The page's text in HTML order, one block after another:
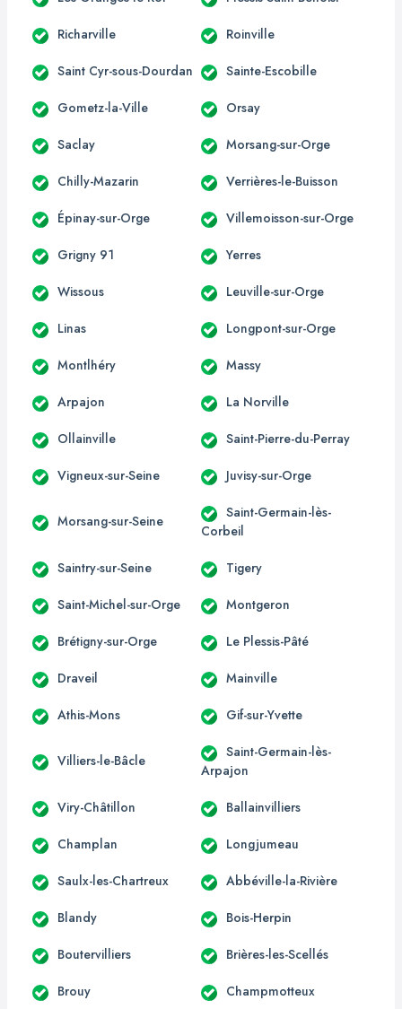
Richarville Roinville
Saint Cyr-sous-Dourdan Sainte-Escobille
Gometz-la-Ville Orsay
Saclay Morsang-sur-Orge
Chilly-Mazarin Verrières-le-Buisson
Épinay-sur-Orge Villemoisson-sur-Orge
Grigny 91 Yerres
Wissous Leuville-sur-Orge
Linas Longpont-sur-Orge
Montlhéry Massy
Arpajon La Norville
Ollainville Saint-Pierre-du-Perray
Vigneux-sur-Seine Juvisy-sur-Orge
Morsang-sur-Seine
Saint-Germain-lès-
Corbeil
Saintry-sur-Seine Tigery
Saint-Michel-sur-Orge Montgeron
Brétigny-sur-Orge Le Plessis-Pâté
Draveil Mainville
Athis-Mons Gif-sur-Yvette
Villiers-le-Bâcle
Saint-Germain-lès-
Arpajon
Viry-Châtillon Ballainvilliers
Champlan Longjumeau
Saulx-les-Chartreux Abbéville-la-Rivière
Blandy Bois-Herpin
Boutervilliers Brières-les-Scellés
Brouy Champmotteux